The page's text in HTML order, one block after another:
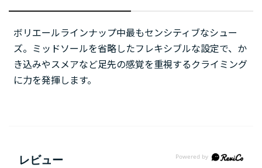
ボリエールラインナップ中最もセンシティブなシュー
ズ。ミッドソールを省略したフレキシブルな設定で、か
き込みやスメアなど足先の感覚を重視するクライミング
に力を発揮します。
レビュー